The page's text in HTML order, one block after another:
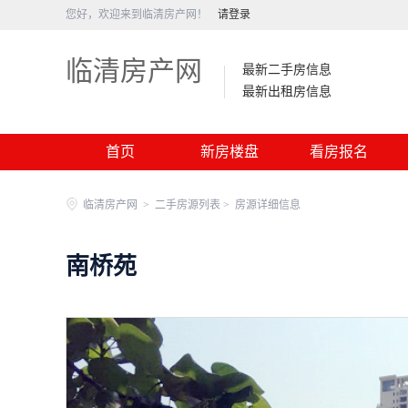
您好，欢迎来到临清房产网！ 请登录
临清房产网
最新二手房信息
最新出租房信息
首页 新房楼盘 看房报名
临清房产网 > 二手房源列表 > 房源详细信息
南桥苑